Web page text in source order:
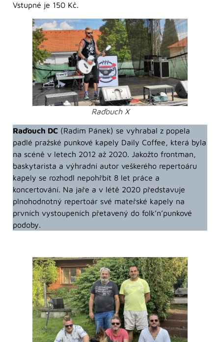
Vstupné je 150 Kč.
Raďouch X
Raďouch DC (Radim Pánek) se vyhrabal z popela
padlé pražské punkové kapely Daily Coffee, která byla
na scéně v letech 2012 až 2020. Jakožto frontman,
baskytarista a výhradní autor veškerého repertoáru
kapely se rozhodl nepohřbít 8 let práce a
koncertování. Na jaře a v létě 2020 představuje
plnohodnotný repertoár své mateřské kapely na
prvních vystoupeních přetavený do folk’n’punkové
podoby.